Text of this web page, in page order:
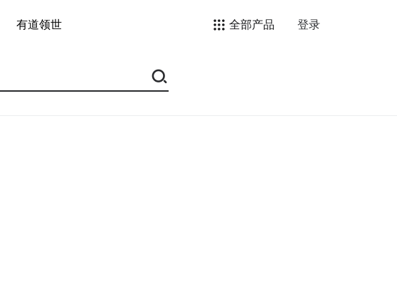
有道领世 全部产品 登录